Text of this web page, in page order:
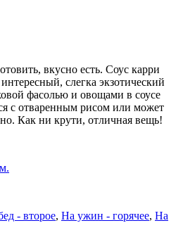
вкусно есть. Соус карри
слегка экзотический
фасолью и овощами в соусе
с отваренным рисом или может
Как ни крути, отличная вещь!
- второе, На ужин - горячее, На